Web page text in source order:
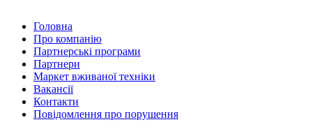
Головна
Про компанію
Партнерські програми
Партнери
Маркет вживаної техніки
Вакансії
Контакти
Повідомлення про порушення